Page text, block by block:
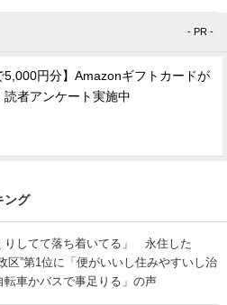
- PR -
5,000円分】Amazonギフトカードが
読者アンケート実施中
ング
りしてて落ち着いてる」 永住した
区”第1位に「便がいいし住みやすいし治
転車かバスで事足りる」の声